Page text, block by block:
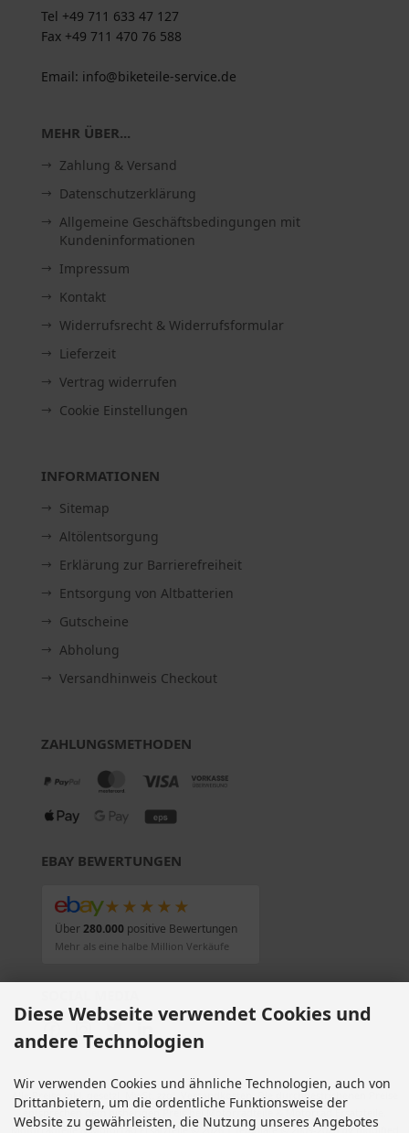
Tel +49 711 633 47 127
Fax +49 711 470 76 588
Email: info@biketeile-service.de
MEHR ÜBER...
Zahlung & Versand
Datenschutzerklärung
Allgemeine Geschäftsbedingungen mit
Kundeninformationen
Impressum
Kontakt
Widerrufsrecht & Widerrufsformular
Lieferzeit
Vertrag widerrufen
Cookie Einstellungen
INFORMATIONEN
Sitemap
Altölentsorgung
Erklärung zur Barrierefreiheit
Entsorgung von Altbatterien
Gutscheine
Abholung
Versandhinweis Checkout
ZAHLUNGSMETHODEN
EBAY BEWERTUNGEN
★★★★★
Über280.000positive Bewertungen
Mehr als eine halbe Million Verkäufe
Alle Preise inkl. gesetzl. MwSt. zzgl. Versandkosten . Die durchgestrichenen Preise
entsprechen dem bisherigen Preis bei Motorradteile & Motorrad Ersatzteile.
Motorradteile & Motorrad Ersatzteile © 2026 | Template © 2009-2026 by modified
Diese Webseite verwendet Cookies und
andere Technologien
Wir verwenden Cookies und ähnliche Technologien, auch von
Drittanbietern, um die ordentliche Funktionsweise der
Website zu gewährleisten, die Nutzung unseres Angebotes